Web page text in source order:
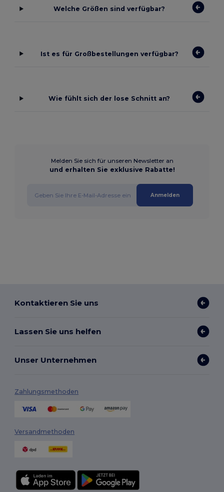
Welche Größen sind verfügbar?
Ist es für Großbestellungen verfügbar?
Wie fühlt sich der lose Schnitt an?
Melden Sie sich für unseren Newsletter an
und erhalten Sie exklusive Rabatte!
Anmelden
Kontaktieren Sie uns
Lassen Sie uns helfen
Unser Unternehmen
Zahlungsmethoden
Versandmethoden